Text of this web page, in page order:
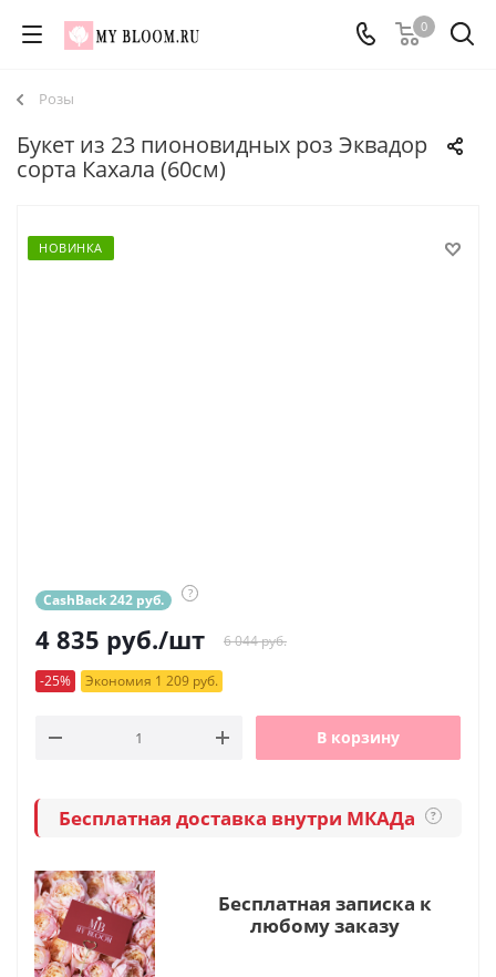
0
Розы
Букет из 23 пионовидных роз Эквадор
сорта Кахала (60см)
НОВИНКА
CashBack 242 руб. ?
4 835 руб./шт 6 044 руб.
-25% Экономия 1 209 руб.
В корзину
Бесплатная доставка внутри МКАДа ?
Бесплатная записка к
любому заказу